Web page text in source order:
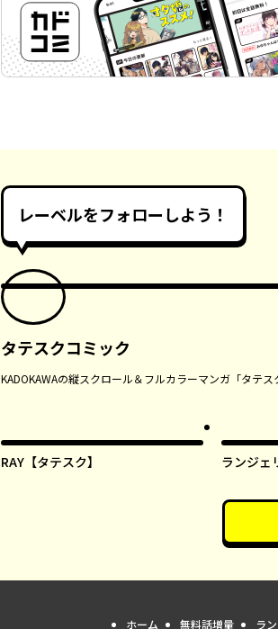
レーベルをフォローしよう！
タテスクコミック
KADOKAWAの縦スクロール＆フルカラーマンガ「タテ
RAY【タテスク】
ランジェ
ホーム 無料話増量 ラ